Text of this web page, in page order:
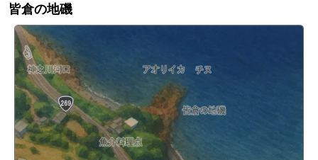
皆倉の地磯